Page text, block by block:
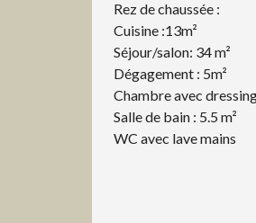
Rez de chaussée :
Cuisine :13m²
Séjour/salon: 34 m²
Dégagement : 5m²
Chambre avec
Salle de bain : 5.5 m²
WC avec lave mains